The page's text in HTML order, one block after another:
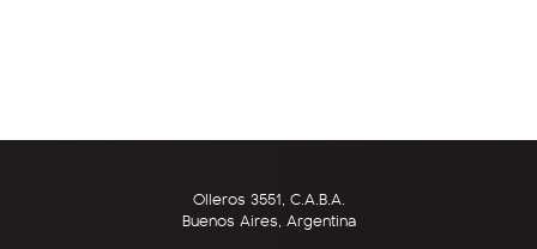
Olleros 3551, C.A.B.A.
Buenos Aires, Argentina